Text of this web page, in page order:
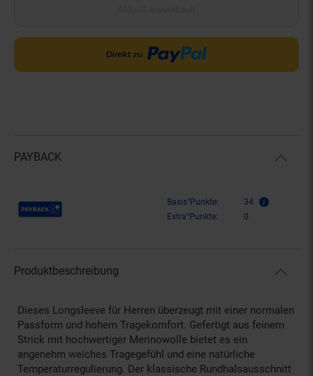
PAYBACK
Payback Punkte Basis°Punkte:
34
Extra°Punkte:
0
Produktbeschreibung
Dieses Longsleeve für Herren überzeugt mit einer normalen
Passform und hohem Tragekomfort. Gefertigt aus feinem
Strick mit hochwertiger Merinowolle bietet es ein
angenehm weiches Tragegefühl und eine natürliche
Temperaturregulierung. Der klassische Rundhalsausschnitt